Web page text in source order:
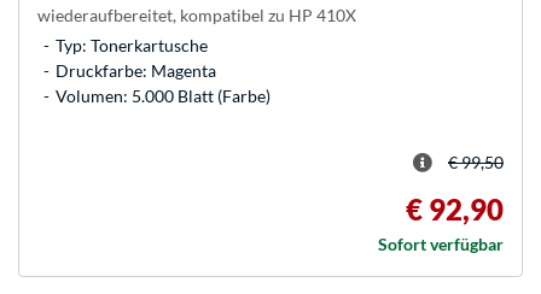
wiederaufbereitet, kompatibel zu HP 410X
Typ: Tonerkartusche
Druckfarbe: Magenta
Volumen: 5.000 Blatt (Farbe)
€ 99,50
€ 92,90
Sofort verfügbar